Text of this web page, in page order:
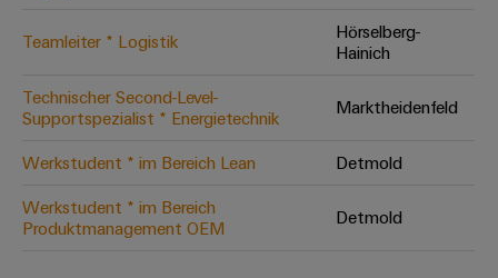
Teamleiter * Logistik
Hörselberg-
Hainich
Technischer Second-Level-
Supportspezialist * Energietechnik
Marktheidenfeld
Werkstudent * im Bereich Lean
Detmold
Werkstudent * im Bereich
Produktmanagement OEM
Detmold